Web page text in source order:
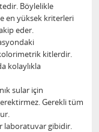
Böylelikle
en yüksek kriterleri
eder.
kitlerdir.
kolaylıkla
sular için
Gerekli tüm
laboratuvar gibidir.